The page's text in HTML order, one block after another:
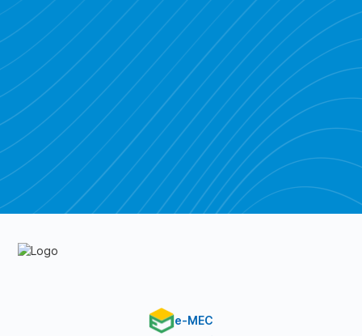
Piratebay
e-MEC